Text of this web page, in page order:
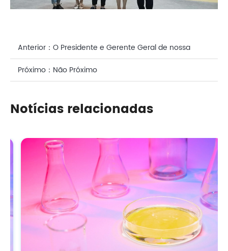
Anterior： O Presidente e Gerente Geral de nossa
empresa ganhou o "Prêmio de Desenvolvimento de
Chinesas"
Próximo： Não Próximo
Notícias relacionadas